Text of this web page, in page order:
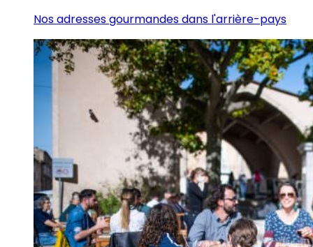
Nos adresses gourmandes dans l'arrière-pays